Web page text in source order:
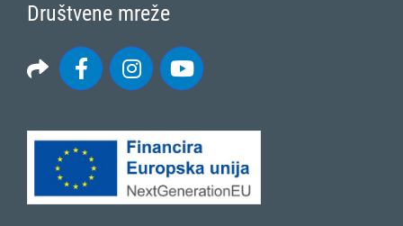
Društvene mreže